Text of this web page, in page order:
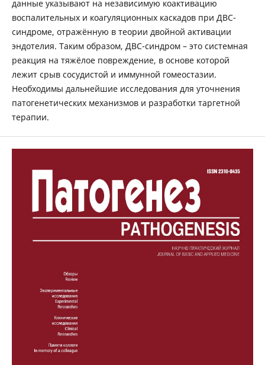
данные указывают на независимую коактивацию
воспалительных и коагуляционных каскадов при ДВС-
синдроме, отражённую в теории двойной активации
эндотелия. Таким образом, ДВС-синдром – это системная
реакция на тяжёлое повреждение, в основе которой
лежит срыв сосудистой и иммунной гомеостазии.
Необходимы дальнейшие исследования для уточнения
патогенетических механизмов и разработки таргетной
терапии.